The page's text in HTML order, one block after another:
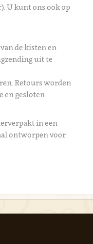
U kunt ons ook op
de kisten en
uit te
Retours worden
en gesloten
in een
ontworpen voor